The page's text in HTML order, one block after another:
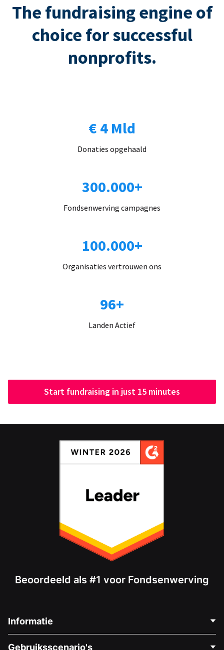
The fundraising engine of
choice for successful
nonprofits.
€ 4 Mld
Donaties opgehaald
300.000+
Fondsenwerving campagnes
100.000+
Organisaties vertrouwen ons
96+
Landen Actief
Start fundraising in just 15 minutes
Beoordeeld als #1 voor Fondsenwerving
Informatie
Gebruiksscenario's